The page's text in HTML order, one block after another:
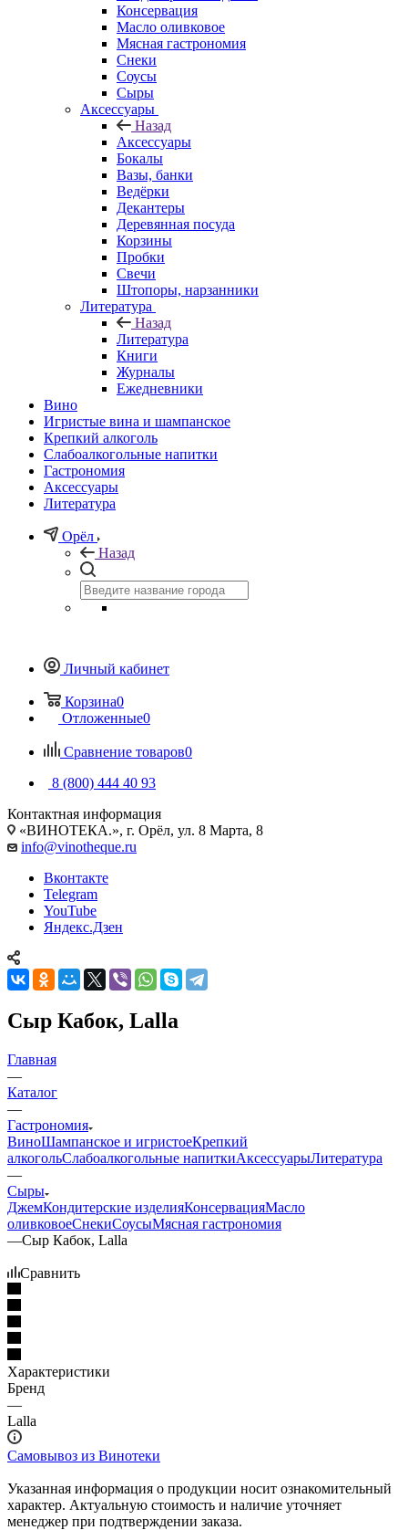
Консервация
Масло оливковое
Мясная гастрономия
Снеки
Соусы
Сыры
Аксессуары
Назад
Аксессуары
Бокалы
Вазы, банки
Ведёрки
Декантеры
Деревянная посуда
Корзины
Пробки
Свечи
Штопоры, нарзанники
Литература
Назад
Литература
Книги
Журналы
Ежедневники
Вино
Игристые вина и шампанское
Крепкий алкоголь
Слабоалкогольные напитки
Гастрономия
Аксессуары
Литература
Орёл
Назад
Личный кабинет
Корзина0
Отложенные0
Сравнение товаров0
8 (800) 444 40 93
Контактная информация
«ВИНОТЕКА.», г. Орёл, ул. 8 Марта, 8
info@vinotheque.ru
Вконтакте
Telegram
YouTube
Яндекс.Дзен
Сыр Кабок, Lalla
Главная
—
Каталог
—
Гастрономия
ВиноШампанское и игристоеКрепкий
алкогольСлабоалкогольные напиткиАксессуарыЛитература
—
Сыры
ДжемКондитерские изделияКонсервацияМасло
оливковоеСнекиСоусыМясная гастрономия
—Сыр Кабок, Lalla
Сравнить
Характеристики
Бренд
—
Lalla
Самовывоз из Винотеки
Указанная информация о продукции носит ознакомительный
характер. Актуальную стоимость и наличие уточняет
менеджер при подтверждении заказа.